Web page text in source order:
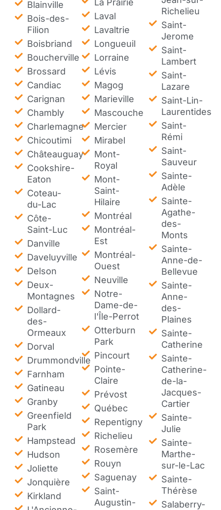
Blainville
Bois-des-
Filion
Boisbriand
Boucherville
Brossard
Candiac
Carignan
Chambly
Charlemagne
Chicoutimi
Châteauguay
Cookshire-
Eaton
Coteau-
du-Lac
Côte-
Saint-Luc
Danville
Daveluyville
Delson
Deux-
Montagnes
Dollard-
des-
Ormeaux
Dorval
Drummondville
Farnham
Gatineau
Granby
Greenfield
Park
Hampstead
Hudson
Joliette
Jonquière
Kirkland
La Prairie
Laval
Lavaltrie
Longueuil
Lorraine
Lévis
Magog
Marieville
Mascouche
Mercier
Mirabel
Mont-
Royal
Mont-
Saint-
Hilaire
Montréal
Montréal-
Est
Montréal-
Ouest
Neuville
Notre-
Dame-de-
l'Île-Perrot
Otterburn
Park
Pincourt
Pointe-
Claire
Prévost
Québec
Repentigny
Richelieu
Rosemère
Rouyn
Saguenay
Saint-
Augustin-
Richelieu
Saint-
Jerome
Saint-
Lambert
Saint-
Lazare
Saint-Lin-
Laurentides
Saint-
Rémi
Saint-
Sauveur
Sainte-
Adèle
Sainte-
Agathe-
des-
Monts
Sainte-
Anne-de-
Bellevue
Sainte-
Anne-
des-
Plaines
Sainte-
Catherine
Sainte-
Catherine-
de-la-
Jacques-
Cartier
Sainte-
Julie
Sainte-
Marthe-
sur-le-Lac
Sainte-
Thérèse
Salaberry-